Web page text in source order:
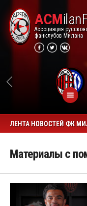
ACM
Ассоциация
фанклубов Милана
ЛЕНТА НОВОСТЕЙ ФК
Материалы с